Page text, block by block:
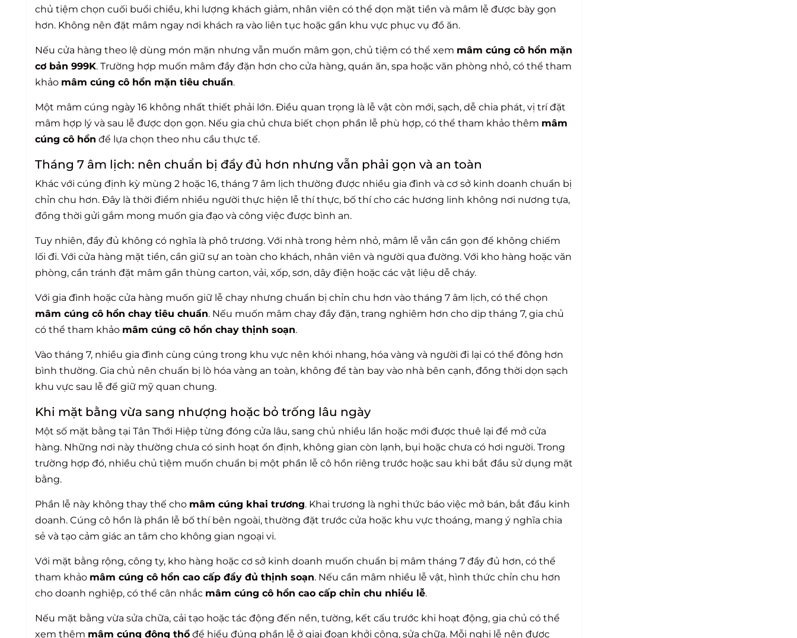
chủ tiệm chọn cuối buổi chiều, khi lượng khách giảm, nhân viên có thể dọn mặt tiền và mâm lễ được bày gọn
hơn. Không nên đặt mâm ngay nơi khách ra vào liên tục hoặc gần khu vực phục vụ đồ ăn.
Nếu cửa hàng theo lệ dùng món mặn nhưng vẫn muốn mâm gọn, chủ tiệm có thể xem mâm cúng cô hồn mặn
cơ bản 999K. Trường hợp muốn mâm đầy đặn hơn cho cửa hàng, quán ăn, spa hoặc văn phòng nhỏ, có thể tham
khảo mâm cúng cô hồn mặn tiêu chuẩn.
Một mâm cúng ngày 16 không nhất thiết phải lớn. Điều quan trọng là lễ vật còn mới, sạch, dễ chia phát, vị trí đặt
mâm hợp lý và sau lễ được dọn gọn. Nếu gia chủ chưa biết chọn phần lễ phù hợp, có thể tham khảo thêm mâm
cúng cô hồn để lựa chọn theo nhu cầu thực tế.
Tháng 7 âm lịch: nên chuẩn bị đầy đủ hơn nhưng vẫn phải gọn và an toàn
Khác với cúng định kỳ mùng 2 hoặc 16, tháng 7 âm lịch thường được nhiều gia đình và cơ sở kinh doanh chuẩn bị
chỉn chu hơn. Đây là thời điểm nhiều người thực hiện lễ thí thực, bố thí cho các hương linh không nơi nương tựa,
đồng thời gửi gắm mong muốn gia đạo và công việc được bình an.
Tuy nhiên, đầy đủ không có nghĩa là phô trương. Với nhà trong hẻm nhỏ, mâm lễ vẫn cần gọn để không chiếm
lối đi. Với cửa hàng mặt tiền, cần giữ sự an toàn cho khách, nhân viên và người qua đường. Với kho hàng hoặc văn
phòng, cần tránh đặt mâm gần thùng carton, vải, xốp, sơn, dây điện hoặc các vật liệu dễ cháy.
Với gia đình hoặc cửa hàng muốn giữ lễ chay nhưng chuẩn bị chỉn chu hơn vào tháng 7 âm lịch, có thể chọn
mâm cúng cô hồn chay tiêu chuẩn. Nếu muốn mâm chay đầy đặn, trang nghiêm hơn cho dịp tháng 7, gia chủ
có thể tham khảo mâm cúng cô hồn chay thịnh soạn.
Vào tháng 7, nhiều gia đình cùng cúng trong khu vực nên khói nhang, hóa vàng và người đi lại có thể đông hơn
bình thường. Gia chủ nên chuẩn bị lò hóa vàng an toàn, không để tàn bay vào nhà bên cạnh, đồng thời dọn sạch
khu vực sau lễ để giữ mỹ quan chung.
Khi mặt bằng vừa sang nhượng hoặc bỏ trống lâu ngày
Một số mặt bằng tại Tân Thới Hiệp từng đóng cửa lâu, sang chủ nhiều lần hoặc mới được thuê lại để mở cửa
hàng. Những nơi này thường chưa có sinh hoạt ổn định, không gian còn lạnh, bụi hoặc chưa có hơi người. Trong
trường hợp đó, nhiều chủ tiệm muốn chuẩn bị một phần lễ cô hồn riêng trước hoặc sau khi bắt đầu sử dụng mặt
bằng.
Phần lễ này không thay thế cho mâm cúng khai trương. Khai trương là nghi thức báo việc mở bán, bắt đầu kinh
doanh. Cúng cô hồn là phần lễ bố thí bên ngoài, thường đặt trước cửa hoặc khu vực thoáng, mang ý nghĩa chia
sẻ và tạo cảm giác an tâm cho không gian ngoại vi.
Với mặt bằng rộng, công ty, kho hàng hoặc cơ sở kinh doanh muốn chuẩn bị mâm tháng 7 đầy đủ hơn, có thể
tham khảo mâm cúng cô hồn cao cấp đầy đủ thịnh soạn. Nếu cần mâm nhiều lễ vật, hình thức chỉn chu hơn
cho doanh nghiệp, có thể cân nhắc mâm cúng cô hồn cao cấp chỉn chu nhiều lễ.
Nếu mặt bằng vừa sửa chữa, cải tạo hoặc tác động đến nền, tường, kết cấu trước khi hoạt động, gia chủ có thể
xem thêm mâm cúng động thổ để hiểu đúng phần lễ ở giai đoạn khởi công, sửa chữa. Mỗi nghi lễ nên được